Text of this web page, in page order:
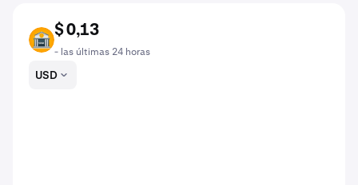
BANK
$ 0,13
- las últimas 24 horas
USD